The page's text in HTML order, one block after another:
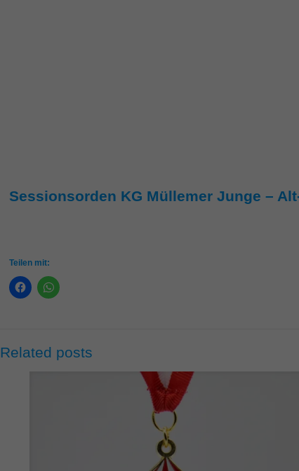
Sessionsorden KG Müllemer Junge –
Teilen mit:
Related posts